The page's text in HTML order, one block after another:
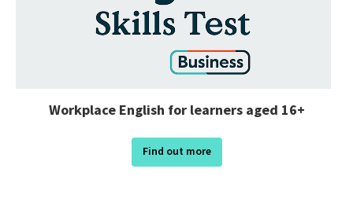
Workplace English for learners aged 16+
Find out more